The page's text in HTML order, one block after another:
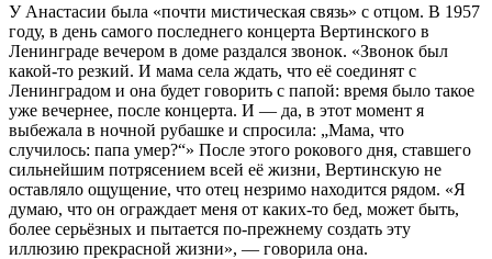
У Анастасии была «почти мистическая связь» с отцом. В 1957
году, в день самого последнего концерта Вертинского в
Ленинграде вечером в доме раздался звонок. «Звонок был
какой-то резкий. И мама села ждать, что её соединят с
Ленинградом и она будет говорить с папой: время было такое
уже вечернее, после концерта. И — да, в этот момент я
выбежала в ночной рубашке и спросила: „Мама, что
случилось: папа умер?“» После этого рокового дня, ставшего
сильнейшим потрясением всей её жизни, Вертинскую не
оставляло ощущение, что отец незримо находится рядом. «Я
думаю, что он ограждает меня от каких-то бед, может быть,
более серьёзных и пытается по-прежнему создать эту
иллюзию прекрасной жизни», — говорила она.